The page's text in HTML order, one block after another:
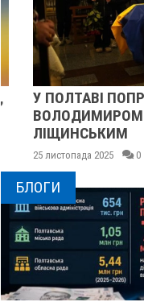
У ПОЛТАВІ
ВОЛОДИМИРОМ
ЛІЩИНСЬКИМ
25 листопада 2025 0
БЛОГИ